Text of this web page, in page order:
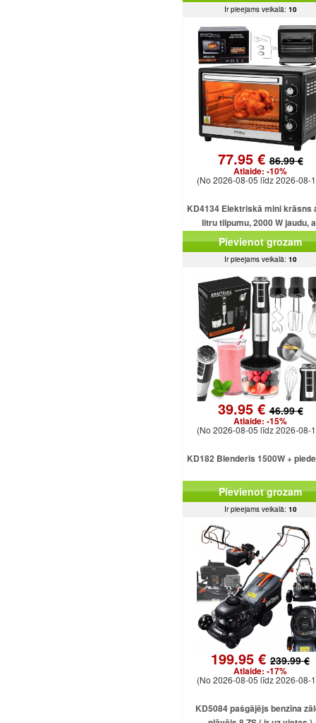
Ir pieejams veikalā: 10
77.95 €86.99 €
Atlaide: -10%
(No 2026-08-05 līdz 2026-08-
KD4134 Elektriskā mini krāsns
litru tilpumu, 2000 W jaudu,
dažādām funkcijām un
Pievienot grozam
Ir pieejams veikalā: 10
39.95 €46.99 €
Atlaide: -15%
(No 2026-08-05 līdz 2026-08-
KD182 Blenderis 1500W +
Pievienot grozam
Ir pieejams veikalā: 10
199.95 € 239.99 €
Atlaide: -17%
(No 2026-08-05 līdz 2026-08-
KD5084 pašgājējs benzīna